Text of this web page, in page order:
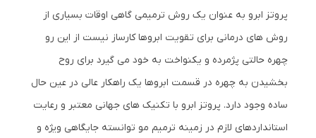
پروتز ابرو به عنوان یک روش ترمیمی گاهی اوقات بسیاری از
روش های درمانی برای تقویت ابروها کارساز نیست از این رو
چهره حالتی پژمرده و یکنواخت به خود می گیرد برای روح
بخشیدن به چهره در قسمت ابروها یک راهکار عالی در عین حال
ساده وجود دارد. پروتز ابرو با تکنیک های جهانی معتبر و رعایت
استانداردهای لازم در زمینه ترمیم مو توانسته جایگاهی ویژه و